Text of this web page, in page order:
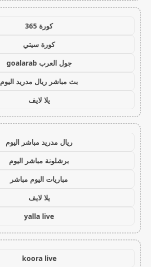
كورة 365
كورة سيتي
جول العرب goalarab
بث مباشر ريال مدريد اليوم
يلا لايف
ريال مدريد مباشر اليوم
برشلونة مباشر اليوم
مباريات اليوم مباشر
يلا لايف
yalla live
koora live